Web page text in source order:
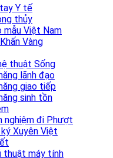
Y tế
thủy
mẫu Việt Nam
Vàng
thuật Sống
lãnh đạo
giao tiếp
sinh tồn
nghiệm đi Phượt
Xuyên Việt
thuật máy tính